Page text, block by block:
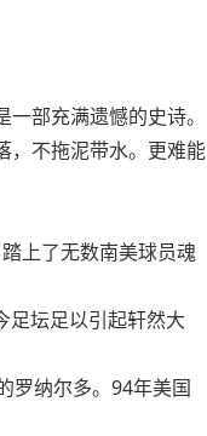
部充满遗憾的史诗。
，不拖泥带水。更难能
上了无数南美球员魂
足坛足以引起轩然大
罗纳尔多。94年美国